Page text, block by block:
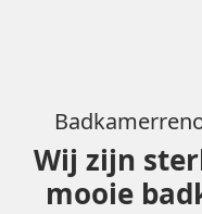
Wij zijn
mooie